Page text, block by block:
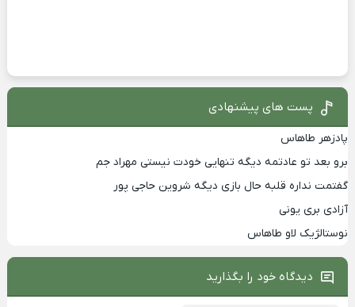
پست های پیشنهادی
پادزهر طاهاس
برو بعد تو عادتمه دیگه تنهایی خودت نیستی مهراد جم
گفتمت نداره قلبه حال بازی دیگه شروین حاجی پور
آزادی بری یونی
نوستالژیک لاو طاهاس
دیدگاه خود را بگذارید